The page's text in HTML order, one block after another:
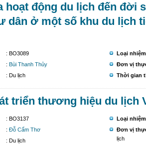
hoạt động du lịch đến đời
dân ở một số khu du lịch
: BO3089
: Bùi Thanh Thủy
: Du lịch
Loại
Đơn vị
Thời gian
triển thương hiệu du lịch
: BO3137
:Đỗ Cẩm Thơ
: Du lịch
Loại
Đơn vị
lịch